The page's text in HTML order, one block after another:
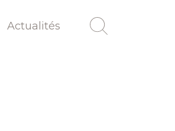
Actualités